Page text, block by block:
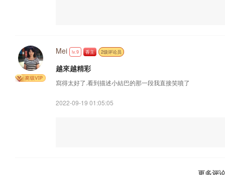
Mei lv.9 香主 2级评论员
越來越精彩
寫得太好了.看到描述小結巴的那一段我直接笑噴了
2022-09-19 01:05:05
更多评